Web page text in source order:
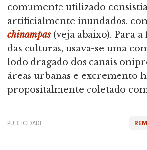
comumente utilizado
artificialmente inundados,
chinampas (veja abaixo). Para
das culturas, usava-se uma
lodo dragado dos canais
áreas urbanas e excremento
propositalmente coletado
PUBLICIDADE